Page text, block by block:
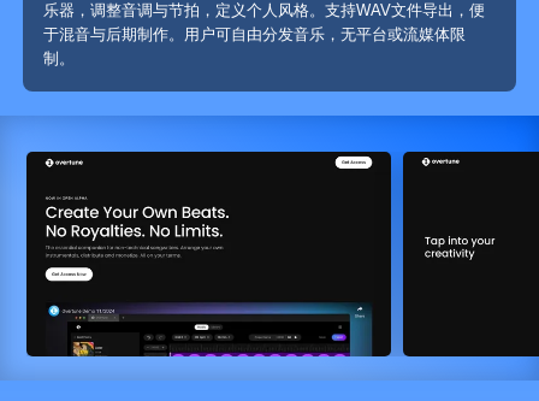
乐器，调整音调与节拍，定义个人风格。支持WAV文件导出，便
于混音与后期制作。用户可自由分发音乐，无平台或流媒体限
制。